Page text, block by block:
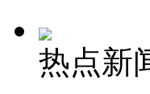
司机酒驾遇交警 急
热点新